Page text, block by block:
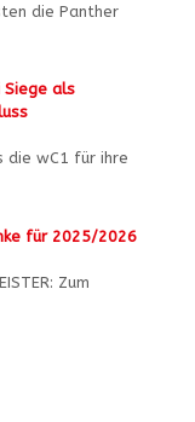
die Panther
Siege als
die wC1 für ihre
für 2025/2026
Zum